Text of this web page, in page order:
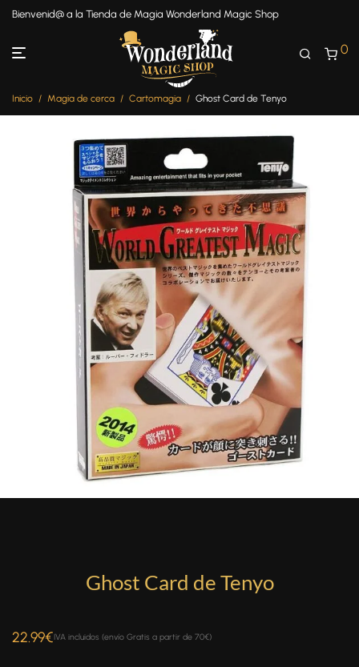
Bienvenid@ a la Tienda de Magia Wonderland Magic Shop
0
Inicio / Magia de cerca / Cartomagia / Ghost Card de Tenyo
Ghost Card de Tenyo
22.99€IVA incluidos (envío Gratis a partir de 70€)